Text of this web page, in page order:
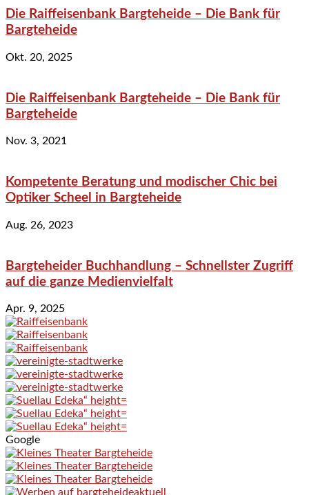
Die Raiffeisenbank Bargteheide – Die Bank für
Bargteheide
Okt. 20, 2025
Die Raiffeisenbank Bargteheide – Die Bank für
Bargteheide
Nov. 3, 2021
Kompetente Beratung und modischer Chic bei
Optiker Scheel in Bargteheide
Aug. 26, 2023
Bargteheider Buchhandlung – Schnellster Zugriff
auf die ganze Medienvielfalt
Apr. 9, 2025
Google